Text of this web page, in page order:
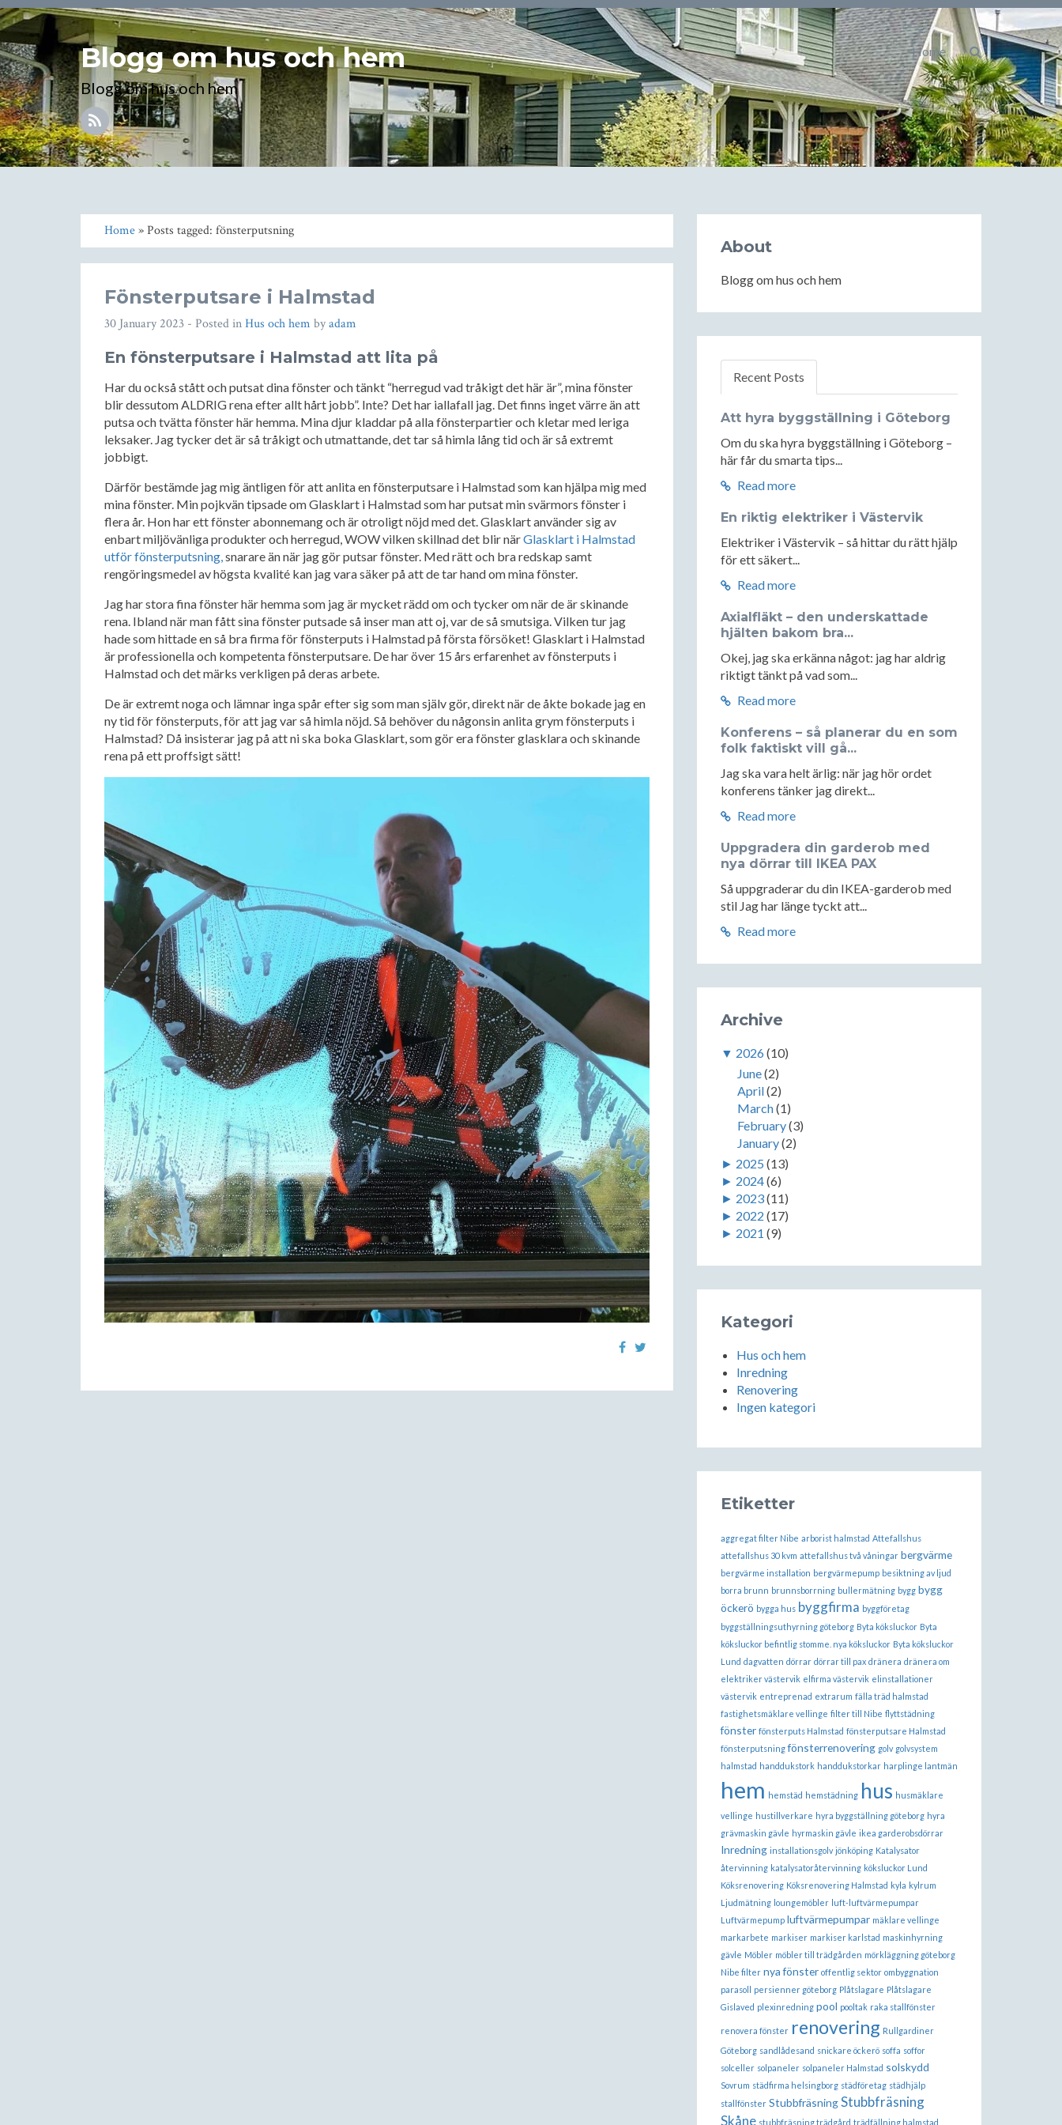
Blogg om hus och hem
Blogg om hus och hem
Home
Home» Posts tagged: fönsterputsning
Fönsterputsare i Halmstad
30 January 2023 - Posted inHus och hem byadam
En fönsterputsare i Halmstad att lita på
Har du också stått och putsat dina fönster och tänkt “herregud vad tråkigt det här är”, mina fönster
blir dessutom ALDRIG rena efter allt hårt jobb”. Inte? Det har iallafall jag. Det finns inget värre än att
putsa och tvätta fönster här hemma. Mina djur kladdar på alla fönsterpartier och kletar med leriga
leksaker. Jag tycker det är så tråkigt och utmattande, det tar så himla lång tid och är så extremt
jobbigt.
Därför bestämde jag mig äntligen för att anlita en fönsterputsare i Halmstad som kan hjälpa mig med
mina fönster. Min pojkvän tipsade om Glasklart i Halmstad som har putsat min svärmors fönster i
flera år. Hon har ett fönster abonnemang och är otroligt nöjd med det. Glasklart använder sig av
enbart miljövänliga produkter och herregud, WOW vilken skillnad det blir närGlasklart i Halmstad
utför fönsterputsning,snarare än när jag gör putsar fönster. Med rätt och bra redskap samt
rengöringsmedel av högsta kvalité kan jag vara säker på att de tar hand om mina fönster.
Jag har stora fina fönster här hemma som jag är mycket rädd om och tycker om när de är skinande
rena. Ibland när man fått sina fönster putsade så inser man att oj, var de så smutsiga. Vilken tur jag
hade som hittade en så bra firma för fönsterputs i Halmstad på första försöket! Glasklart i Halmstad
är professionella och kompetenta fönsterputsare. De har över 15 års erfarenhet av fönsterputs i
Halmstad och det märks verkligen på deras arbete.
De är extremt noga och lämnar inga spår efter sig som man själv gör, direkt när de åkte bokade jag en
ny tid för fönsterputs, för att jag var så himla nöjd. Så behöver du någonsin anlita grym fönsterputs i
Halmstad? Då insisterar jag på att ni ska boka Glasklart, som gör era fönster glasklara och skinande
rena på ett proffsigt sätt!
About
Blogg om hus och hem
Recent Posts
Att hyra byggställning i Göteborg
Om du ska hyra byggställning i Göteborg –
här får du smarta tips...
Read more
En riktig elektriker i Västervik
Elektriker i Västervik – så hittar du rätt hjälp
för ett säkert...
Read more
Axialfläkt – den underskattade
hjälten bakom bra...
Okej, jag ska erkänna något: jag har aldrig
riktigt tänkt på vad som...
Read more
Konferens – så planerar du en som
folk faktiskt vill gå...
Jag ska vara helt ärlig: när jag hör ordet
konferens tänker jag direkt...
Read more
Uppgradera din garderob med
nya dörrar till IKEA PAX
Så uppgraderar du din IKEA-garderob med
stil Jag har länge tyckt att...
Read more
Archive
▼ 2026(10)
June(2)
April(2)
March(1)
February(3)
January(2)
► 2025 (13)
► 2024(6)
► 2023(11)
► 2022 (17)
► 2021 (9)
Kategori
Hus och hem
Inredning
Renovering
Ingen kategori
Etiketter
aggregat filter Nibe arborist halmstad Attefallshus
attefallshus 30 kvm attefallshus två våningar bergvärme
bergvärme installation bergvärmepump besiktning av ljud
borra brunn brunnsborrning bullermätning bygg bygg
öckerö bygga hus byggfirma byggföretag
byggställningsuthyrning göteborg Byta köksluckor Byta
köksluckor befintlig stomme. nya köksluckor Byta köksluckor
Lund dagvatten dörrar dörrar till pax dränera dränera om
elektriker västervik elfirma västervik elinstallationer
västervik entreprenad extrarum fälla träd halmstad
fastighetsmäklare vellinge filter till Nibe flyttstädning
fönster fönsterputs Halmstad fönsterputsare Halmstad
fönsterputsning fönsterrenovering golv golvsystem
halmstad handdukstork handdukstorkar harplinge lantmän
hem hemstäd hemstädning hus husmäklare
vellinge hustillverkare hyra byggställning göteborg hyra
grävmaskin gävle hyrmaskin gävle ikea garderobsdörrar
Inredning installationsgolv jönköping Katalysator
återvinning katalysatoråtervinning köksluckor Lund
Köksrenovering Köksrenovering Halmstad kyla kylrum
Ljudmätning loungemöbler luft-luftvärmepumpar
Luftvärmepump luftvärmepumpar mäklare vellinge
markarbete markiser markiser karlstad maskinhyrning
gävle Möbler möbler till trädgården mörkläggning göteborg
Nibe filter nya fönster offentlig sektor ombyggnation
parasoll persienner göteborg Plåtslagare Plåtslagare
Gislaved plexinredning pool pooltak raka stallfönster
renovera fönster renovering Rullgardiner
Göteborg sandlådesand snickare öckerö soffa soffor
solceller solpaneler solpaneler Halmstad solskydd
Sovrum städfirma helsingborg städföretag städhjälp
stallfönster StubbfräsningStubbfräsning
Skåne stubbfräsning trädgård trädfällning halmstad